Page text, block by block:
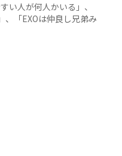
い人が何人かいる」、
、「EXOは仲良し兄弟み